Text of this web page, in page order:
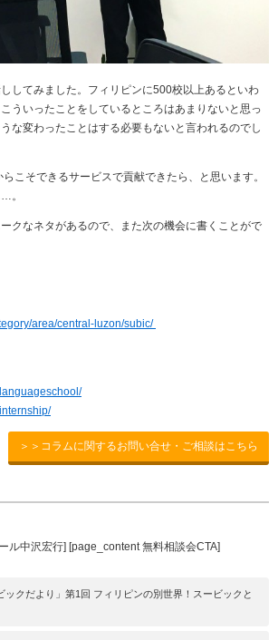
してみました。フィリピンに500校以上あるといわ
ういったことをしているところはあまりないと思っ
な変わったことはする必要もないと言われるのでし
こそできるサービスで貢献できたら、と思います。
。
クなネタがあるので、また次の機会に書くことがで
area/central-luzon/subic/
＞＞コラムに関するお問い合せ・ご相談はこちら
ル中沢宏行] [page_content 無料相談会CTA]
ックだより」第1回 フィリピンの別世界！スービックと